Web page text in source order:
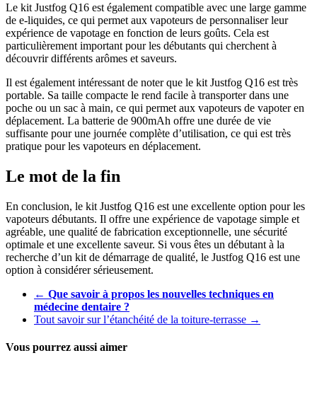
Le kit Justfog Q16 est également compatible avec une large gamme
de e-liquides, ce qui permet aux vapoteurs de personnaliser leur
expérience de vapotage en fonction de leurs goûts. Cela est
particulièrement important pour les débutants qui cherchent à
découvrir différents arômes et saveurs.
Il est également intéressant de noter que le kit Justfog Q16 est très
portable. Sa taille compacte le rend facile à transporter dans une
poche ou un sac à main, ce qui permet aux vapoteurs de vapoter en
déplacement. La batterie de 900mAh offre une durée de vie
suffisante pour une journée complète d’utilisation, ce qui est très
pratique pour les vapoteurs en déplacement.
Le mot de la fin
En conclusion, le kit Justfog Q16 est une excellente option pour les
vapoteurs débutants. Il offre une expérience de vapotage simple et
agréable, une qualité de fabrication exceptionnelle, une sécurité
optimale et une excellente saveur. Si vous êtes un débutant à la
recherche d’un kit de démarrage de qualité, le Justfog Q16 est une
option à considérer sérieusement.
← Que savoir à propos les nouvelles techniques en
médecine dentaire ?
Tout savoir sur l’étanchéité de la toiture-terrasse →
Vous pourrez aussi aimer